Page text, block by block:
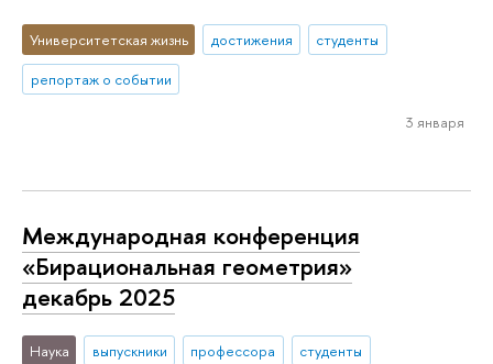
Университетская жизнь достижения
студенты
репортаж о событии
3 января
Международная конференция
«Бирациональная геометрия»
декабрь 2025
Наука выпускники профессора
студенты